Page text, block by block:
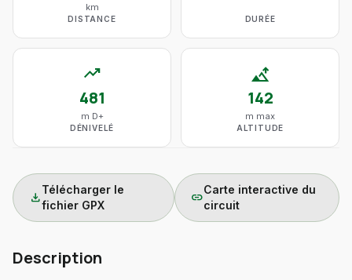
km
DISTANCE DURÉE
trending_up
481
m D+
DÉNIVELÉ
altitude
142
m max
ALTITUDE
download
Télécharger le
fichier GPX
link
Carte interactive du
circuit
Description